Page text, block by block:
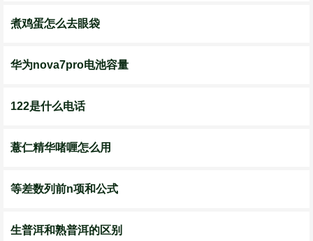
煮鸡蛋怎么去眼袋
华为nova7pro电池容量
122是什么电话
薏仁精华啫喱怎么用
等差数列前n项和公式
生普洱和熟普洱的区别